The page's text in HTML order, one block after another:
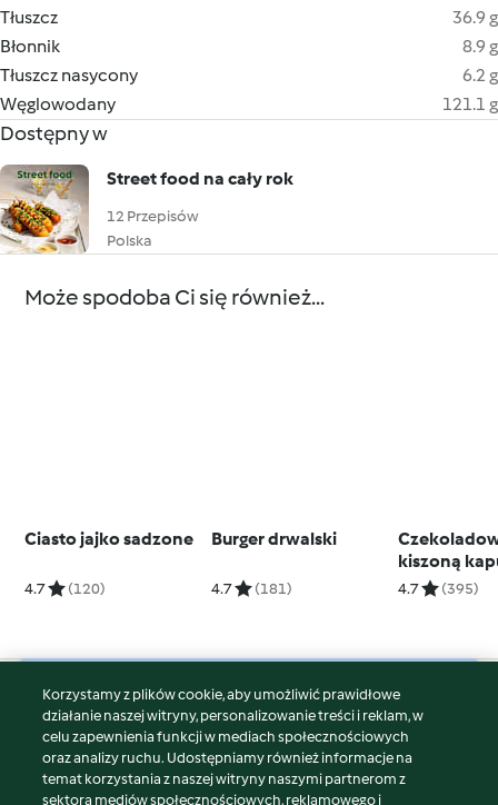
Tłuszcz
36.9 g
Błonnik
8.9 g
Tłuszcz nasycony
6.2 g
Węglowodany
121.1 g
Dostępny w
Street food na cały rok
12 Przepisów
Polska
Może spodoba Ci się również...
Ciasto jajko sadzone
4.7 (120)
Burger drwalski
4.7 (181)
kiszoną
4.7 (395)
© Copyright 2026
Warunki korzystania
Polityka prywatności
Disclaimer
Korzystamy z plików cookie, aby umożliwić prawidłowe
działanie naszej witryny, personalizowanie treści i reklam, w
celu zapewnienia funkcji w mediach społecznościowych
oraz analizy ruchu. Udostępniamy również informacje na
temat korzystania z naszej witryny naszymi partnerom z
sektora mediów społecznościowych, reklamowego i